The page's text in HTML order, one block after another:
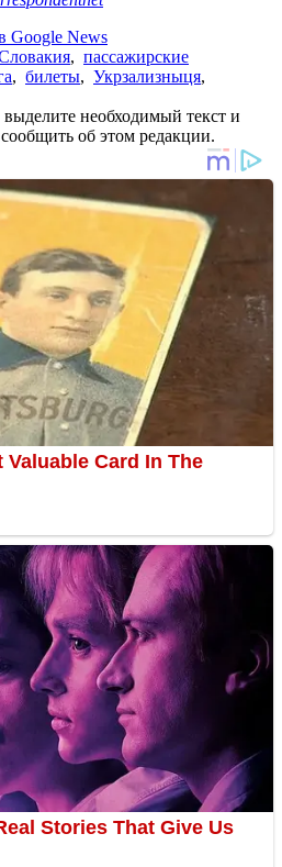
Google News
, пассажирские
, билеты, Укрзализныця,
необходимый текст и
об этом редакции.